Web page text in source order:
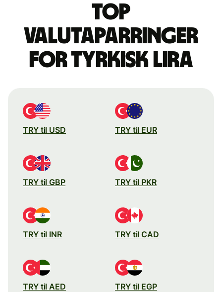
Top
valutaparringer
for tyrkisk lira
TRY til USD TRY til EUR
TRY til GBP TRY til PKR
TRY til INR TRY til CAD
TRY til AED TRY til EGP